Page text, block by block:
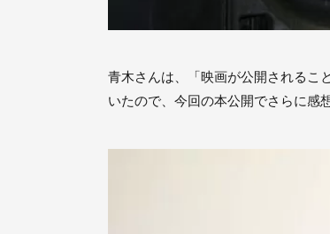
青木さんは、「映画が公開されるこ
いたので、今回の本公開でさらに感